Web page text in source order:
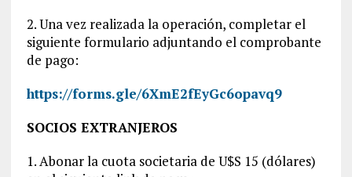
2. Una vez realizada la operación, completar el
siguiente formulario adjuntando el comprobante
de pago:
https://forms.gle/6XmE2fEyGc6opavq9
SOCIOS EXTRANJEROS
1. Abonar la cuota societaria de U$S 15 (dólares)